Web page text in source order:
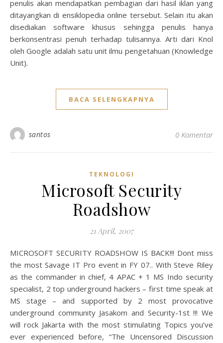
penulis akan mendapatkan pembagian dari hasil iklan yang
ditayangkan di ensiklopedia online tersebut. Selain itu akan
disediakan software khusus sehingga penulis hanya
berkonsentrasi penuh terhadap tulisannya. Arti dari Knol
oleh Google adalah satu unit ilmu pengetahuan (Knowledge
Unit).
BACA SELENGKAPNYA
santos 0 Komentar
TEKNOLOGI
Microsoft Security
Roadshow
21 April, 2007
MICROSOFT SECURITY ROADSHOW IS BACK!!! Dont miss
the most Savage IT Pro event in FY 07.. With Steve Riley
as the commander in chief, 4 APAC + 1 MS Indo security
specialist, 2 top underground hackers – first time speak at
MS stage – and supported by 2 most provocative
underground community Jasakom and Security-1st !!! We
will rock Jakarta with the most stimulating Topics you’ve
ever experienced before, “The Uncensored Discussion